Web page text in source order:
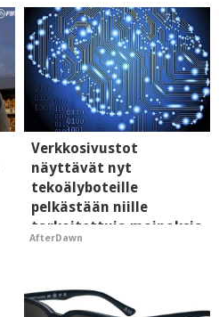
Verkkosivustot
näyttävät nyt
tekoälyboteille
pelkästään niille
tarkoitettuja mainoksia
- vaikuttaa tekoälyn
AfterDawn